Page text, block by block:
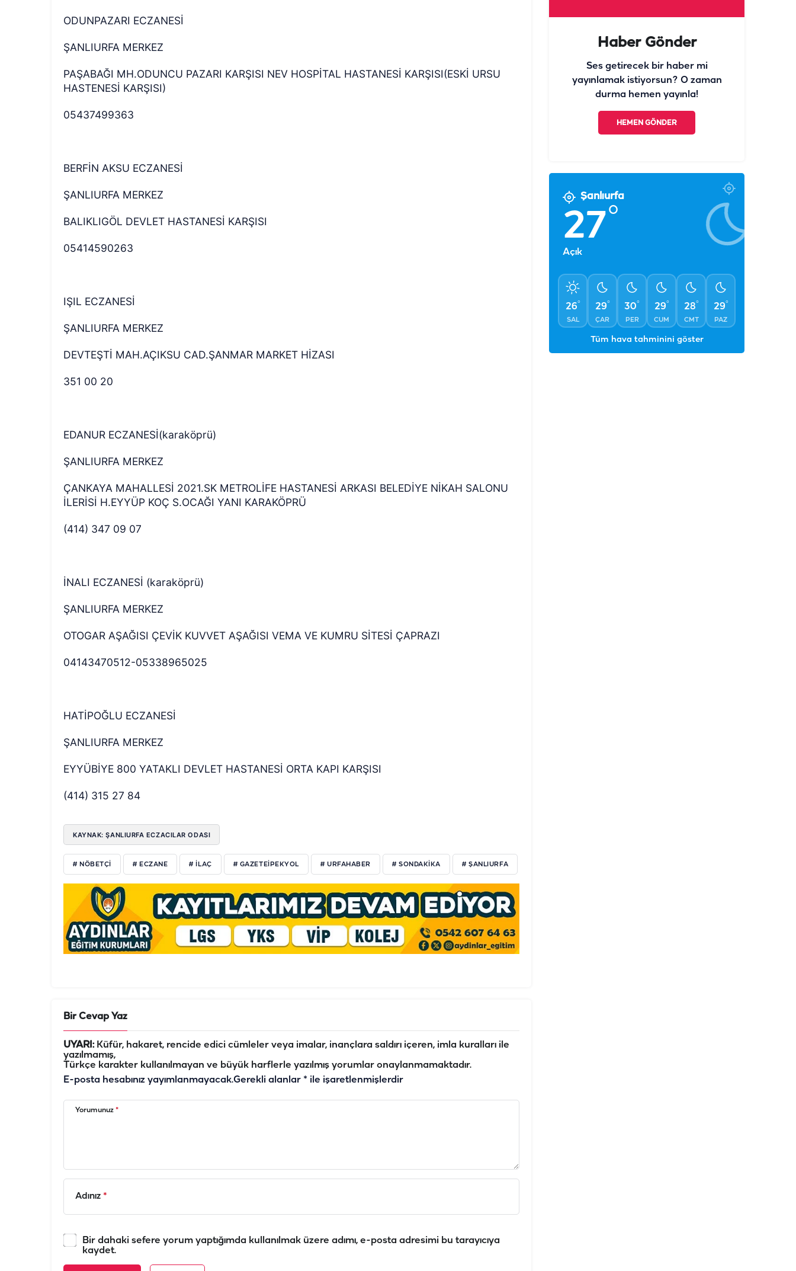
ODUNPAZARI ECZANESİ
ŞANLIURFA MERKEZ
PAŞABAĞI MH.ODUNCU PAZARI KARŞISI NEV HOSPİTAL HASTANESİ KARŞISI(ESKİ URSU
HASTENESİ KARŞISI)
05437499363
BERFİN AKSU ECZANESİ
ŞANLIURFA MERKEZ
BALIKLIGÖL DEVLET HASTANESİ KARŞISI
05414590263
IŞIL ECZANESİ
ŞANLIURFA MERKEZ
DEVTEŞTİ MAH.AÇIKSU CAD.ŞANMAR MARKET HİZASI
351 00 20
EDANUR ECZANESİ(karaköprü)
ŞANLIURFA MERKEZ
ÇANKAYA MAHALLESİ 2021.SK METROLİFE HASTANESİ ARKASI BELEDİYE NİKAH SALONU
İLERİSİ H.EYYÜP KOÇ S.OCAĞI YANI KARAKÖPRÜ
(414) 347 09 07
İNALI ECZANESİ (karaköprü)
ŞANLIURFA MERKEZ
OTOGAR AŞAĞISI ÇEVİK KUVVET AŞAĞISI VEMA VE KUMRU SİTESİ ÇAPRAZI
04143470512-05338965025
HATİPOĞLU ECZANESİ
ŞANLIURFA MERKEZ
EYYÜBİYE 800 YATAKLI DEVLET HASTANESİ ORTA KAPI KARŞISI
(414) 315 27 84
KAYNAK: ŞANLIURFA ECZACILAR ODASI
# NÖBETÇI # ECZANE # ILAÇ # GAZETEIPEKYOL # URFAHABER # SONDAKIKA # ŞANLIURFA
Bir Cevap Yaz
UYARI:Küfür, hakaret, rencide edici cümleler veya imalar, inançlara saldırı içeren, imla kuralları ile
yazılmamış,
Türkçe karakter kullanılmayan ve büyük harflerle yazılmış yorumlar onaylanmamaktadır.
E-posta hesabınız yayımlanmayacak.Gerekli alanlar * ile işaretlenmişlerdir
Yorumunuz *
Adınız *
Bir dahaki sefere yorum yaptığımda kullanılmak üzere adımı, e-posta adresimi bu tarayıcıya
kaydet.
Haber Gönder
Ses getirecek bir haber mi
yayınlamak istiyorsun? O zaman
durma hemen yayınla!
HEMEN GÖNDER
Şanlıurfa
27°
Açık
26°
SAL
29°
ÇAR
30°
PER
29°
CUM
28°
CMT
29°
PAZ
Tüm hava tahminini göster